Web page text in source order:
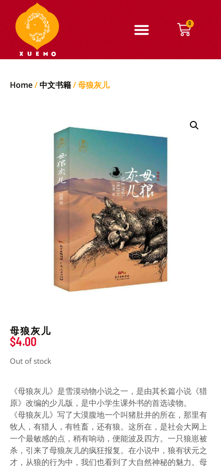
0
Home/中文书籍/ 母狼灰儿
母狼灰儿
$4.00
Out of stock
《母狼灰儿》是雪漠动物小说之一，是由其长篇小说《猎
原》改编的少儿版，是中小学生课外书的首选读物。
《母狼灰儿》写了大漠腹地一个叫猪肚井的所在，那里有
牧人，有猎人，有牲畜，还有狼。这所在，是社会大网上
一个最敏感的点，稍有响动，便能波及四方。一只狼崽被
杀，引来了母狼灰儿的疯狂报复。在小说中，狼有状元之
才，从狼的行为中，我们也看到了大自然神秘的魅力。母